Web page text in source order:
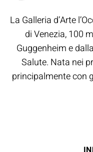
La Galleria d’Arte
di Venezia, 100
Guggenheim e
Salute. Nata nei
principalmente con